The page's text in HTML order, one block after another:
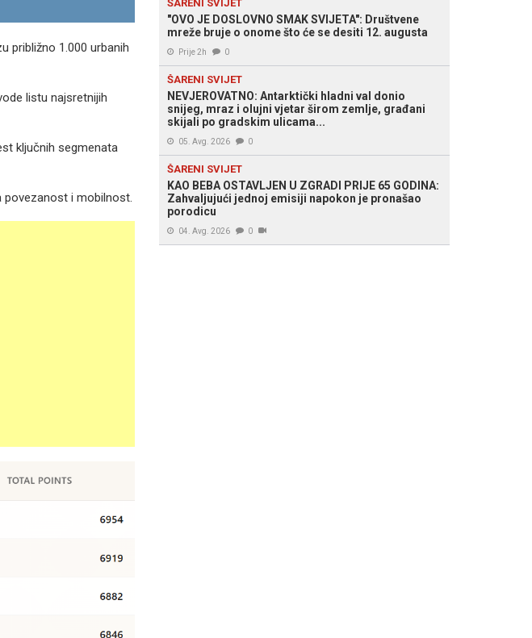
približno 1.000 urbanih
listu najsretnijih
ključnih segmenata
povezanost i mobilnost.
ŠARENI SVIJET
"OVO JE DOSLOVNO SMAK SVIJETA": Društvene
mreže bruje o onome što će se desiti 12. augusta
Prije 2h 0
ŠARENI SVIJET
NEVJEROVATNO: Antarktički hladni val donio
snijeg, mraz i olujni vjetar širom zemlje, građani
skijali po gradskim ulicama...
05. Avg. 2026 0
ŠARENI SVIJET
KAO BEBA OSTAVLJEN U ZGRADI PRIJE 65 GODINA:
Zahvaljujući jednoj emisiji napokon je pronašao
porodicu
04. Avg. 2026 0